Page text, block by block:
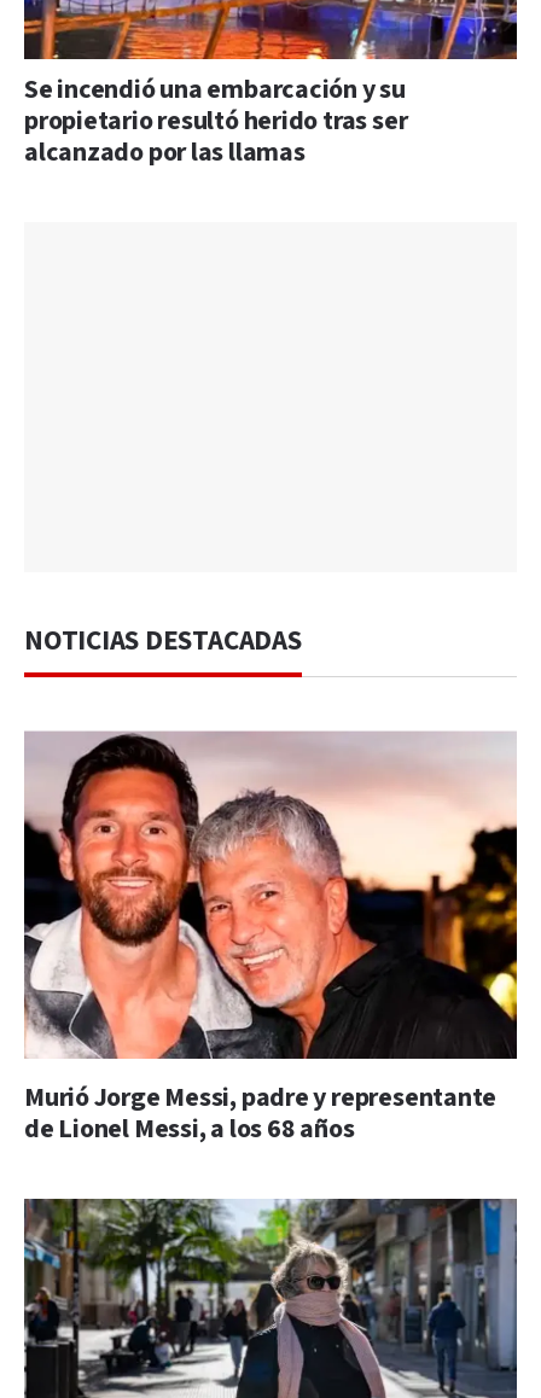
Se incendió una embarcación y su
propietario resultó herido tras ser
alcanzado por las llamas
NOTICIAS DESTACADAS
Murió Jorge Messi, padre y representante
de Lionel Messi, a los 68 años